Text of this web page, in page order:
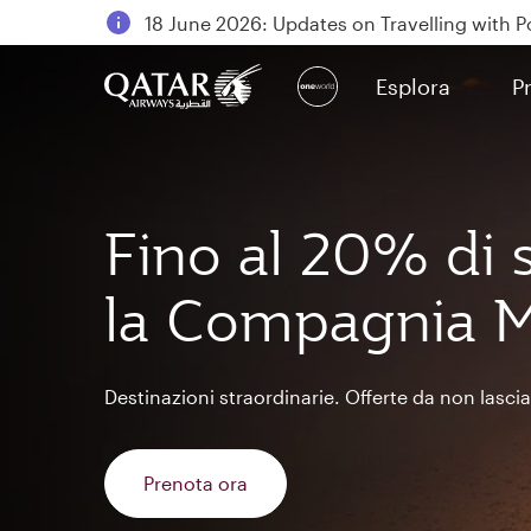
18 June 2026: Updates on Travelling with
6 August 2026: Qatar Airways flight
Qatar Airways Expands Global Network to
Esplora
(active)
Fino al 20% di
la Compagnia
Destinazioni straordinarie. Offerte da non
Prenota ora